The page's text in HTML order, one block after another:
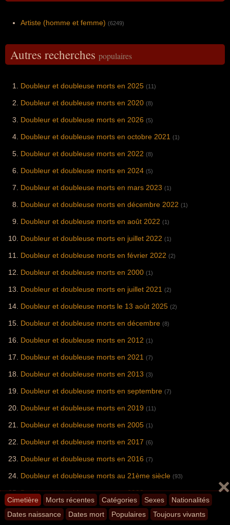
Cimetière Morts récentes Catégories Sexes
Nationalités
Dates naissance
Dates mort Populaires Toujours vivants
Artiste (homme et femme) (6249)
Autres recherches populaires
Doubleur et doubleuse morts en 2025 (11)
Doubleur et doubleuse morts en 2020 (8)
Doubleur et doubleuse morts en 2026 (5)
Doubleur et doubleuse morts en octobre 2021 (1)
Doubleur et doubleuse morts en 2022 (8)
Doubleur et doubleuse morts en 2024 (5)
Doubleur et doubleuse morts en mars 2023 (1)
Doubleur et doubleuse morts en décembre 2022 (1)
Doubleur et doubleuse morts en août 2022 (1)
Doubleur et doubleuse morts en juillet 2022 (1)
Doubleur et doubleuse morts en février 2022 (2)
Doubleur et doubleuse morts en 2000 (1)
Doubleur et doubleuse morts en juillet 2021 (2)
Doubleur et doubleuse morts le 13 août 2025 (2)
Doubleur et doubleuse morts en décembre (8)
Doubleur et doubleuse morts en 2012 (1)
Doubleur et doubleuse morts en 2021 (7)
Doubleur et doubleuse morts en 2013 (3)
Doubleur et doubleuse morts en septembre (7)
Doubleur et doubleuse morts en 2019 (11)
Doubleur et doubleuse morts en 2005 (1)
Doubleur et doubleuse morts en 2017 (6)
Doubleur et doubleuse morts en 2016 (7)
Doubleur et doubleuse morts au 21ème siècle (93)
Doubleur et doubleuse morts en 2023 (6)
Doubleur et doubleuse nés en 1937 et morts au 21ème siècle
(4)